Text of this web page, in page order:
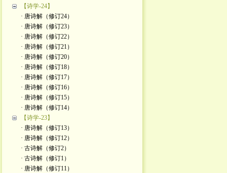
【诗学-24】
· 唐诗解（修订24）
· 唐诗解（修订23）
· 唐诗解（修订22）
· 唐诗解（修订21）
· 唐诗解（修订20）
· 唐诗解（修订18）
· 唐诗解（修订17）
· 唐诗解（修订16）
· 唐诗解（修订15）
· 唐诗解（修订14）
【诗学-23】
· 唐诗解（修订13）
· 唐诗解（修订12）
· 古诗解（修订2）
· 古诗解（修订1）
· 唐诗解（修订11）